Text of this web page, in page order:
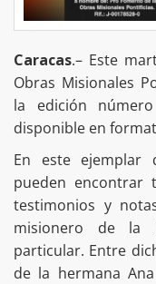
Caracas.– Este
Obras Misionales
la edición
disponible en
En este ejemplar
pueden encontrar
testimonios y
misionero de la
particular. Entre
de la hermana